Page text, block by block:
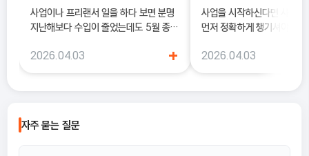
사업이나 프리랜서 일을 하다 보면 분명
지난해보다 수입이 줄었는데도 5월 종합
더 늘어난 것처럼 느껴질 때가 있어요. 이
2026.04.03 +
사업을 시작하신다면 사업자
먼저 정확하게 챙기셔야 해
국세청에 정식으로 사업을
2026.04.03
자주 묻는 질문